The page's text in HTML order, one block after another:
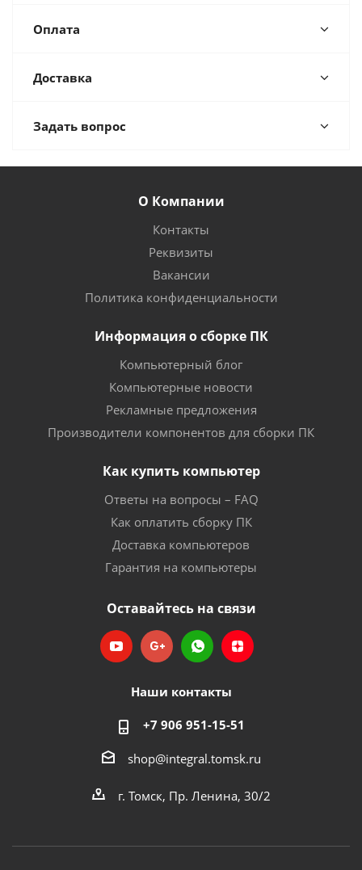
Оплата
Доставка
Задать вопрос
О Компании
Контакты
Реквизиты
Вакансии
Политика конфиденциальности
Информация о сборке ПК
Компьютерный блог
Компьютерные новости
Рекламные предложения
Производители компонентов для сборки ПК
Как купить компьютер
Ответы на вопросы – FAQ
Как оплатить сборку ПК
Доставка компьютеров
Гарантия на компьютеры
Оставайтесь на связи
Наши контакты
+7 906 951-15-51
shop@integral.tomsk.ru
г. Томск, Пр. Ленина, 30/2